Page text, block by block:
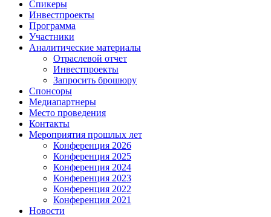
Спикеры
Инвестпроекты
Программа
Участники
Аналитические материалы
Отраслевой отчет
Инвестпроекты
Запросить брошюру
Спонсоры
Медиапартнеры
Место проведения
Контакты
Мероприятия прошлых лет
Конференция 2026
Конференция 2025
Конференция 2024
Конференция 2023
Конференция 2022
Конференция 2021
Новости